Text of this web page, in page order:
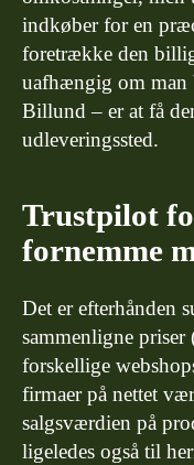
indkøber for en
foretrække den
uafhængig om man
Billund – er at få
udleveringssted.
Trustpilot
fornemme
Det er efterhånden
sammenligne
forskellige
firmaer på nettet
salgsværdien på
ligeledes også til